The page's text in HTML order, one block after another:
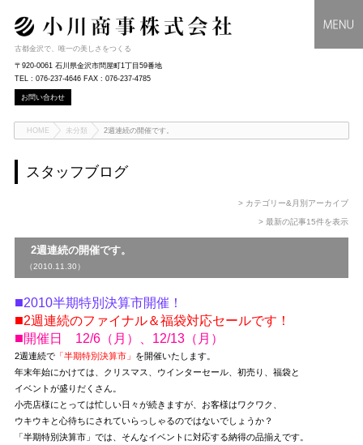
古都金沢で、唯一の美しさをつくる
〒920-0061 石川県金沢市問屋町1丁目59番地
TEL : 076-237-4646 FAX : 076-237-4785
お問い合わせ
HOME 未分類 2週連続の開催です。
スタッフブログ
> カテゴリー&月別アーカイブ
> 最新の記事15件を表示
2週連続の開催です。
（2010.11.30）
■2010半期特別決算市開催！
■2週連続のファイナル＆福袋対応セールです！
■開催日 12/6（月）、12/13（月）
2週連続で「半期特別決算市」 を開催いたします。
年末年始にかけては、クリスマス、ウインターセール、初売り、福袋と
イベントが盛りだくさん。
小売店様にとっては忙しい日々が続きますが、お客様はワクワク、
ウキウキと心待ちにされていらっしゃるのではないでしょうか？
「半期特別決算市」では、そんなイベントに対応する納得の品揃えです。